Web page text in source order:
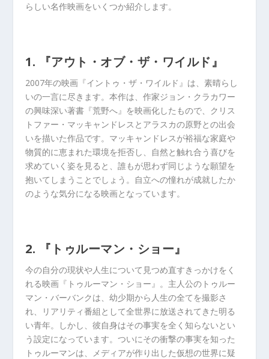
らしい名作映画をいくつか紹介します。
1. 『アウト・オブ・ザ・ワイルド』
2007年の映画『イントゥ・ザ・ワイルド』は、素晴らし
いの一言に尽きます。本作は、作家ジョン・クラカワー
の興味深い著書『荒野へ』を映画化したもので、クリス
トファー・マッキャンドレスとアラスカの原野との出会
いを描いた作品です。マッキャンドレスが裕福な家庭や
物質的に恵まれた環境を拒否し、自然と触れ合う喜びを
求めていく姿を見ると、誰もが思わず同じような願望を
抱いてしまうことでしょう。自立への憧れが成就したか
のような気分になる映画となっています。
2. 『トゥルーマン・ショー』
今の自分の現状や人生について見つめ直すきっかけをく
れる映画『トゥルーマン・ショー』。主人公のトゥルー
マン・バーバンクは、幼少期から人生の全てを撮影さ
れ、リアリティ番組として全世界に放送されてきた明る
い青年。しかし、彼自身はその事実を全く知らないとい
う設定になっています。ついにその衝撃の事実を知った
トゥルーマンは、メディアが作り出した仮想の世界に疑